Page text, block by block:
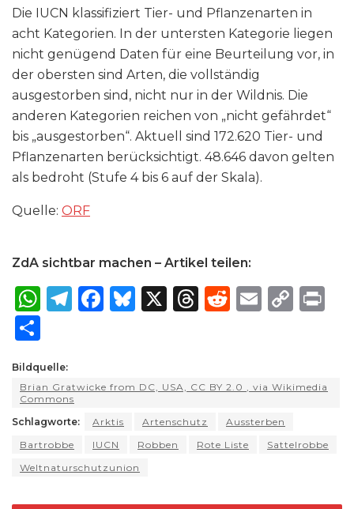
Die IUCN klassifiziert Tier- und Pflanzenarten in
acht Kategorien. In der untersten Kategorie liegen
nicht genügend Daten für eine Beurteilung vor, in
der obersten sind Arten, die vollständig
ausgestorben sind, nicht nur in der Wildnis. Die
anderen Kategorien reichen von „nicht gefährdet“
bis „ausgestorben“. Aktuell sind 172.620 Tier- und
Pflanzenarten berücksichtigt. 48.646 davon gelten
als bedroht (Stufe 4 bis 6 auf der Skala).
Quelle: ORF
ZdA sichtbar machen – Artikel teilen:
W
ts
A
p
p
T
ra
m
F
b
o
o
k
B
k
y
X
T
d
s
R
t
E
C
Li
k
ar
e
Bildquelle:
Brian Gratwicke from DC, USA, CC BY 2.0
, via Wikimedia
Commons
Schlagworte:
Arktis Artenschutz
Aussterben
Bartrobbe
IUCN Robben Rote Liste
Sattelrobbe
Weltnaturschutzunion